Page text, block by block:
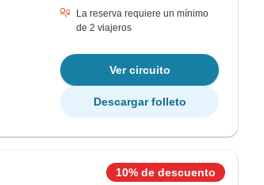
La reserva requiere un mínimo
de 2 viajeros
Ver circuito
Descargar folleto
10% de descuento